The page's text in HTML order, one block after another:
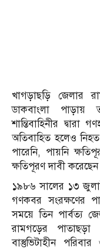
খাগড়াছড়ি জেলার
ডাকবাংলা পাড়ায়
শান্তিবাহিনীর
অতিবাহিত হলেও
পারেনি, পায়নি
ক্ষতিপূরণ দাবী করেছেন
১৯৮৬ সালের ১৩ জুলাই
গণকবর সংরক্ষণের
সময়ে তিন পার্বত্য
রামগড়ের
বাস্তুভিটাহীন